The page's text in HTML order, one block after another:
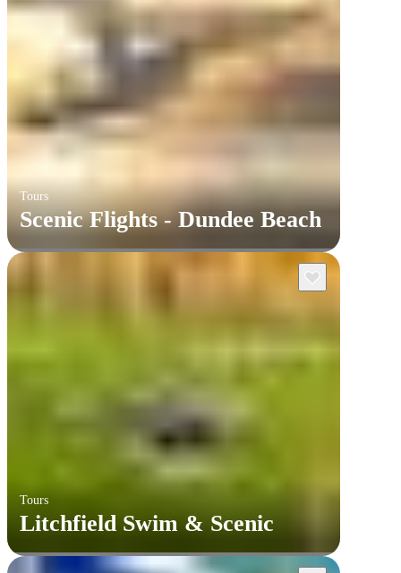
Tours
Scenic Flights - Dundee Beach
Tours
Litchfield Swim & Scenic